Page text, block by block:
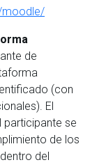
moodle/
de
(con
El
participante se
de los
del